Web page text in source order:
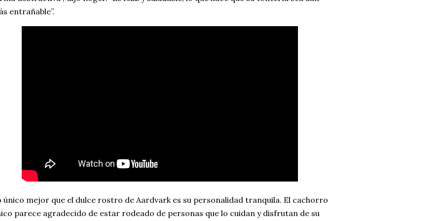
entrañable”.
único mejor que el dulce rostro de Aardvark es su personalidad tranquila. El cachorro
parece agradecido de estar rodeado de personas que lo cuidan y disfrutan de su